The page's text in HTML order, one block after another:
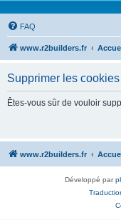
FAQ
www.r2builders.fr
Supprimer les cookies
Êtes-vous sûr de vouloir
www.r2builders.fr
Développé par